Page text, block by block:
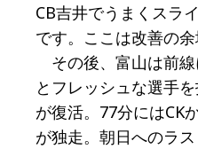
CB吉井でうまくスラ
です。ここは改善の余
その後、富山は前
とフレッシュな選手
が復活。77分にはCK
が独走。朝日へのラ